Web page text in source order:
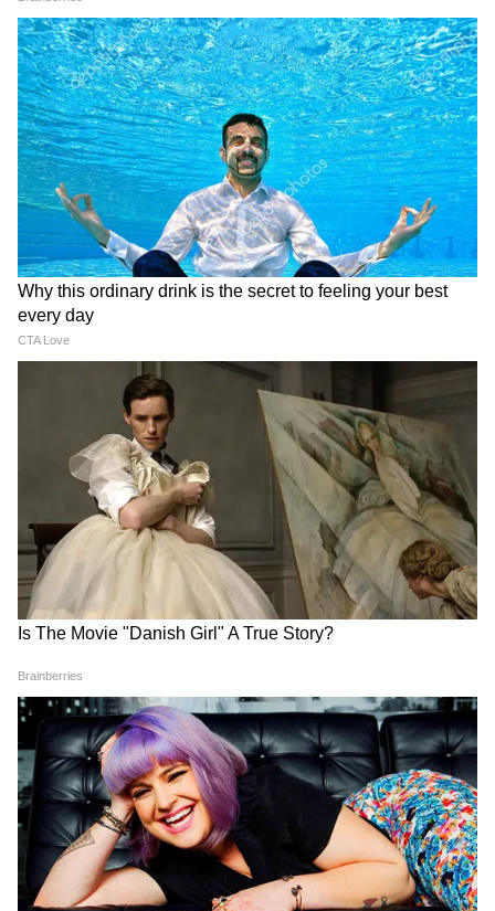
মঘা নক্ষত্রের অধিষ্ঠাতা হলেন 'পিতৃগণ'। এখানে
কেতুর উপস্থিতি ইঙ্গিত দেয় যে এই সময়ে
পারিবারিক সম্পত্তি বা পুরোনো পারিবারিক বিবাদ
পুনরায় মাথাচাড়া দিয়ে উঠতে পারে। এই অবস্থানে,
বুধের প্রভাবে, কেতু একজন ব্যক্তিকে অতিরিক্ত
চিন্তা করতে বাধ্য করে।
শুভ ফল নিশ্চিত করার প্রতিকার:
ভগবান গণেশের পূজা: বুধ ও কেতুর অশুভ প্রভাব
প্রশমিত করার জন্য নিয়মিত "ওম গণ গণপতয়ে
নমঃ" জপ করুন।
পাখিদের সেবা: পাখিদের প্রতিদিন সাত প্রকার শস্য
(সপ্তধান্য) খাওয়ান।
পিতৃ তর্পণ: যেহেতু এটি মঘা নক্ষত্র, তাই
পূর্বপুরুষদের নামে দান করা বিশেষভাবে ফলপ্রসূ
হবে।